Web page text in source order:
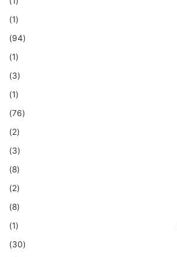
(1)
(94)
(1)
(3)
(1)
(76)
(2)
(3)
(8)
(2)
(8)
(1)
(30)